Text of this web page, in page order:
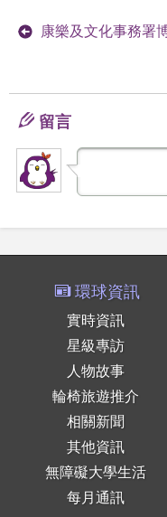
康樂及文化事務署
留言
環球資訊
實時資訊
星級專訪
人物故事
輪椅旅遊推介
相關新聞
其他資訊
無障礙大學生活
每月通訊